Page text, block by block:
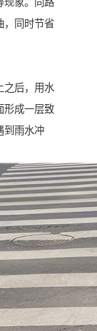
现象。同路
，同时节省
之后，用水
形成一层致
到雨水冲